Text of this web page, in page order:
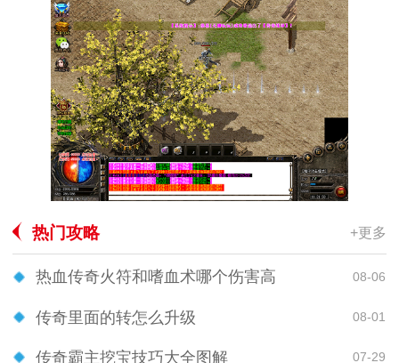
热门攻略 +更多
热血传奇火符和嗜血术哪个伤害高 08-06
传奇里面的转怎么升级 08-01
传奇霸主挖宝技巧大全图解 07-29